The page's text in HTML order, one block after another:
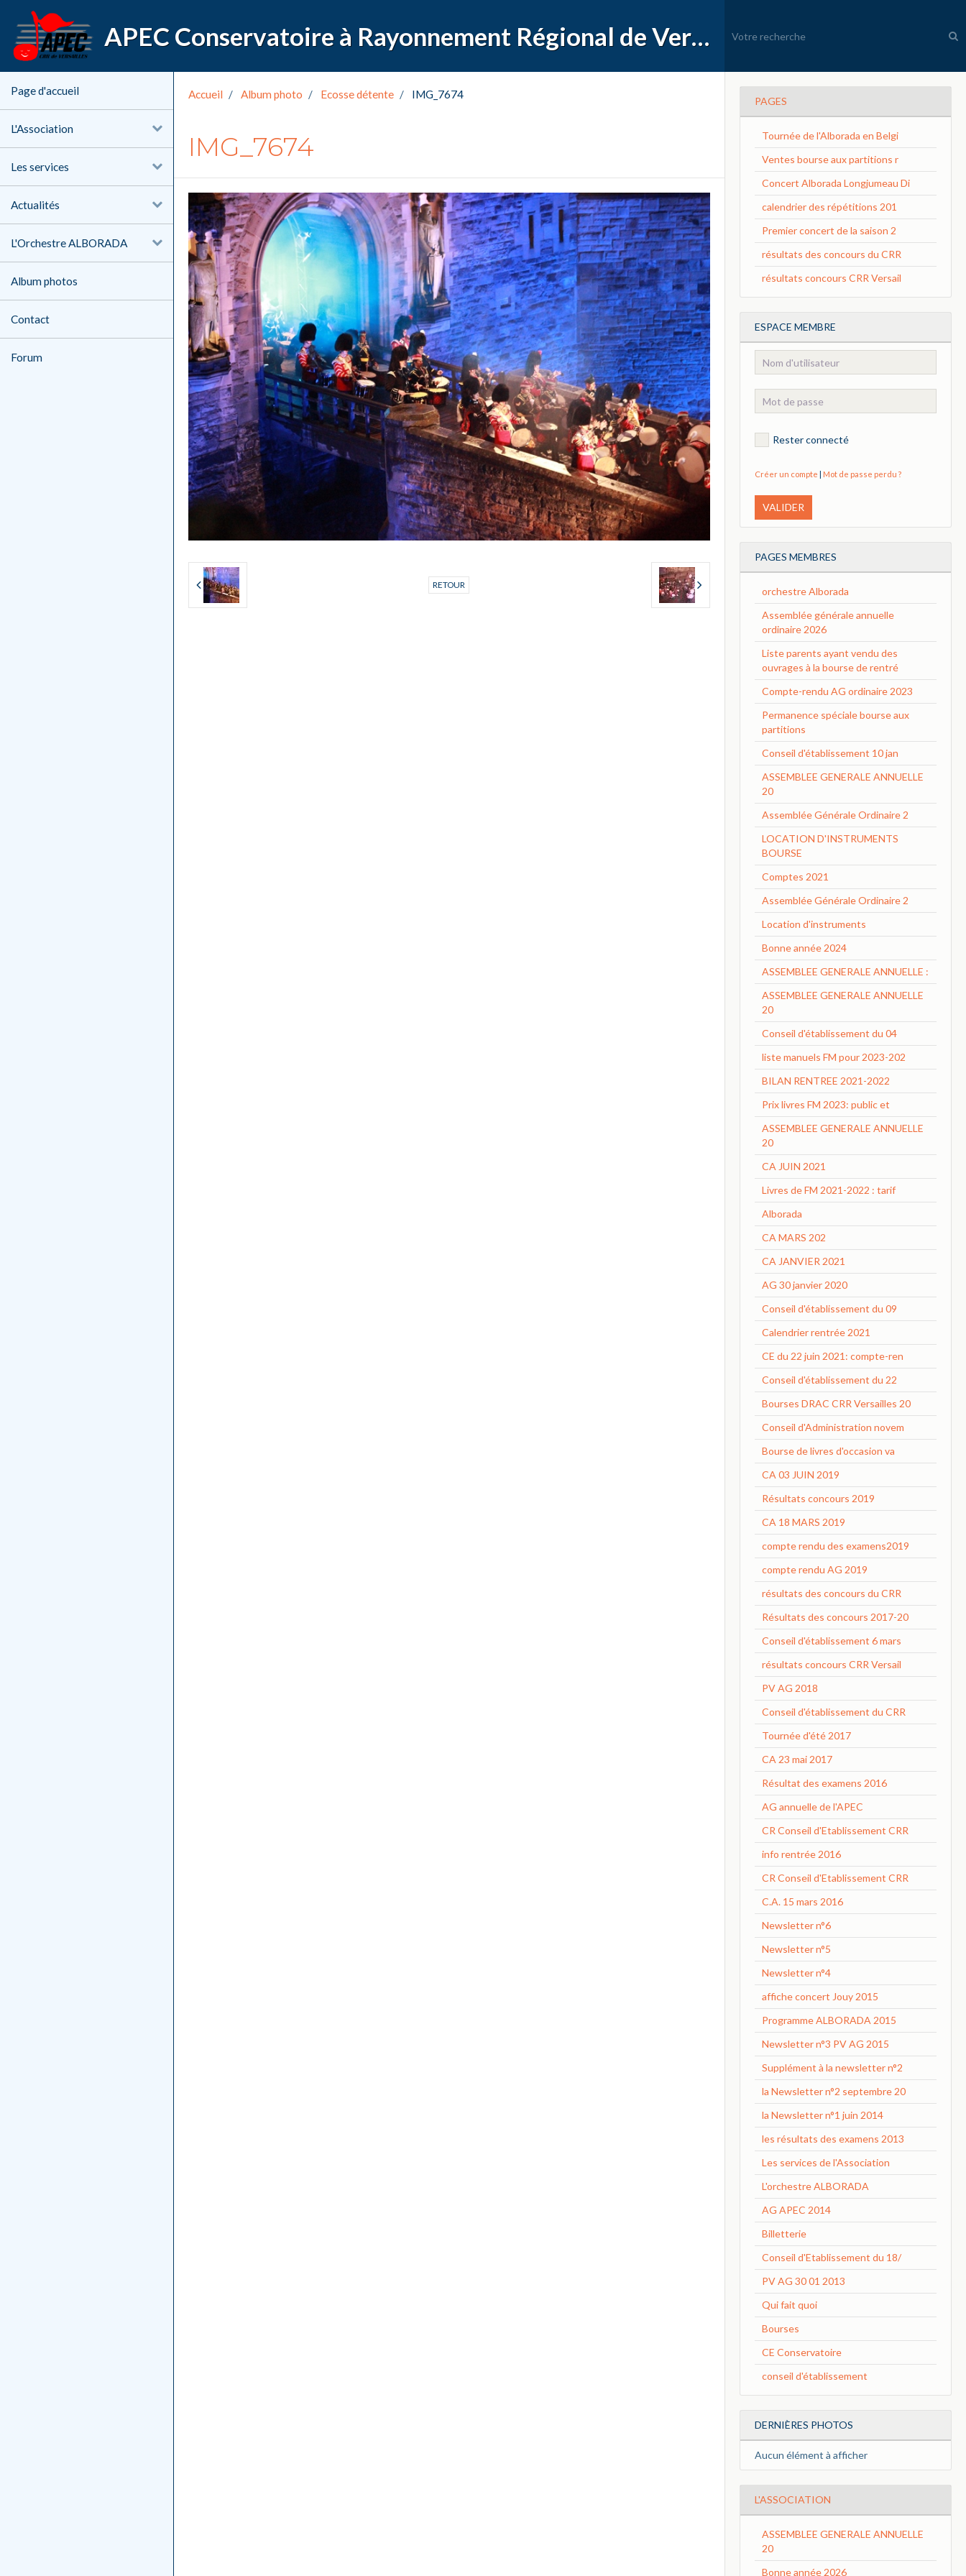
APEC Conservatoire à Rayonnement Régional de Versailles Grand Parc
Page d'accueil
L'Association
Les services
Actualités
L'Orchestre ALBORADA
Album photos
Contact
Forum
Accueil Album photo Ecosse détente IMG_7674
IMG_7674
RETOUR
PAGES
Tournée de l'Alborada en Belgi
Ventes bourse aux partitions r
Concert Alborada Longjumeau Di
calendrier des répétitions 201
Premier concert de la saison 2
résultats des concours du CRR
résultats concours CRR Versail
ESPACE MEMBRE
Rester connecté
Créer un compte | Mot de passe perdu ?
VALIDER
PAGES MEMBRES
orchestre Alborada
Assemblée générale annuelle
ordinaire 2026
Liste parents ayant vendu des
ouvrages à la bourse de rentré
Compte-rendu AG ordinaire 2023
Permanence spéciale bourse aux
partitions
Conseil d'établissement 10 jan
ASSEMBLEE GENERALE ANNUELLE
20
Assemblée Générale Ordinaire 2
LOCATION D'INSTRUMENTS
BOURSE
Comptes 2021
Assemblée Générale Ordinaire 2
Location d'instruments
Bonne année 2024
ASSEMBLEE GENERALE ANNUELLE :
ASSEMBLEE GENERALE ANNUELLE
20
Conseil d'établissement du 04
liste manuels FM pour 2023-202
BILAN RENTREE 2021-2022
Prix livres FM 2023: public et
ASSEMBLEE GENERALE ANNUELLE
20
CA JUIN 2021
Livres de FM 2021-2022 : tarif
Alborada
CA MARS 202
CA JANVIER 2021
AG 30 janvier 2020
Conseil d'établissement du 09
Calendrier rentrée 2021
CE du 22 juin 2021: compte-ren
Conseil d'établissement du 22
Bourses DRAC CRR Versailles 20
Conseil d'Administration novem
Bourse de livres d'occasion va
CA 03 JUIN 2019
Résultats concours 2019
CA 18 MARS 2019
compte rendu des examens2019
compte rendu AG 2019
résultats des concours du CRR
Résultats des concours 2017-20
Conseil d'établissement 6 mars
résultats concours CRR Versail
PV AG 2018
Conseil d'établissement du CRR
Tournée d'été 2017
CA 23 mai 2017
Résultat des examens 2016
AG annuelle de l'APEC
CR Conseil d'Etablissement CRR
info rentrée 2016
CR Conseil d'Etablissement CRR
C.A. 15 mars 2016
Newsletter n°6
Newsletter n°5
Newsletter n°4
affiche concert Jouy 2015
Programme ALBORADA 2015
Newsletter n°3 PV AG 2015
Supplément à la newsletter n°2
la Newsletter n°2 septembre 20
la Newsletter n°1 juin 2014
les résultats des examens 2013
Les services de l'Association
L'orchestre ALBORADA
AG APEC 2014
Billetterie
Conseil d'Etablissement du 18/
PV AG 30 01 2013
Qui fait quoi
Bourses
CE Conservatoire
conseil d'établissement
DERNIÈRES PHOTOS
Aucun élément à afficher
L'ASSOCIATION
ASSEMBLEE GENERALE ANNUELLE
20
Bonne année 2026